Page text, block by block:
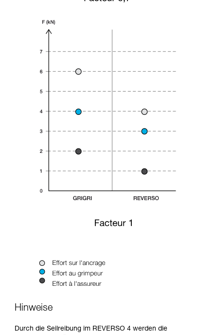
Hinweise
Durch die Seilreibung im REVERSO 4 werden die